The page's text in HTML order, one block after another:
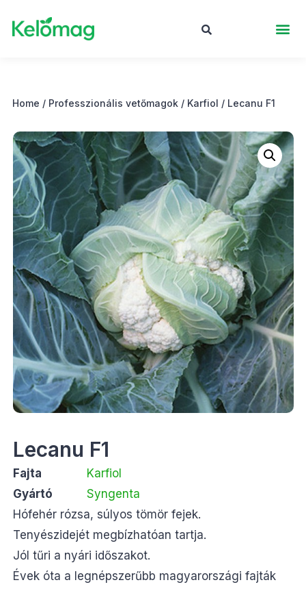
Home / Professzionális vetőmagok/ Karfiol / Lecanu F1
Lecanu F1
Fajta
Karfiol
Gyártó
Syngenta
Hófehér rózsa, súlyos tömör fejek.
Tenyészidejét megbízhatóan tartja.
Jól tűri a nyári időszakot.
Évek óta a legnépszerűbb magyarországi fajták